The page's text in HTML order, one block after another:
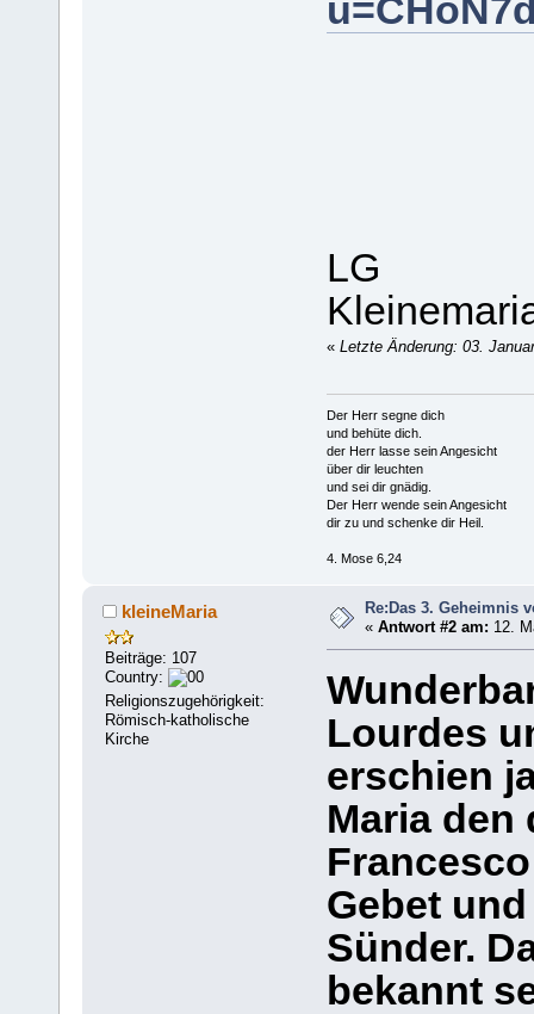
LG
« Letzte Änderung: 03.
Der Herr segne dich
und behüte dich.
der Herr lasse sein Angesicht
über dir leuchten
und sei dir gnädig.
Der Herr wende sein Angesicht
dir zu und schenke dir Heil.
4. Mose 6,24
kleineMaria
Beiträge: 107
Country:
Religionszugehörigkeit:
Römisch-katholische
Kirche
Re:Das 3. Geheimnis
«Antwort #2 am: 12.
Lourdes
erschien
Maria den
Gebet
Sünder.
bekannt